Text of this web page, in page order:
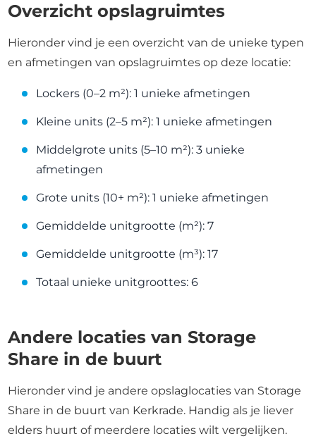
Overzicht opslagruimtes
Hieronder vind je een overzicht van de unieke typen
en afmetingen van opslagruimtes op deze locatie:
Lockers (0–2 m²): 1 unieke afmetingen
Kleine units (2–5 m²): 1 unieke afmetingen
Middelgrote units (5–10 m²): 3 unieke
afmetingen
Grote units (10+ m²): 1 unieke afmetingen
Gemiddelde unitgrootte (m²): 7
Gemiddelde unitgrootte (m³): 17
Totaal unieke unitgroottes: 6
Andere locaties van Storage
Share in de buurt
Hieronder vind je andere opslaglocaties van Storage
Share in de buurt van Kerkrade. Handig als je liever
elders huurt of meerdere locaties wilt vergelijken.